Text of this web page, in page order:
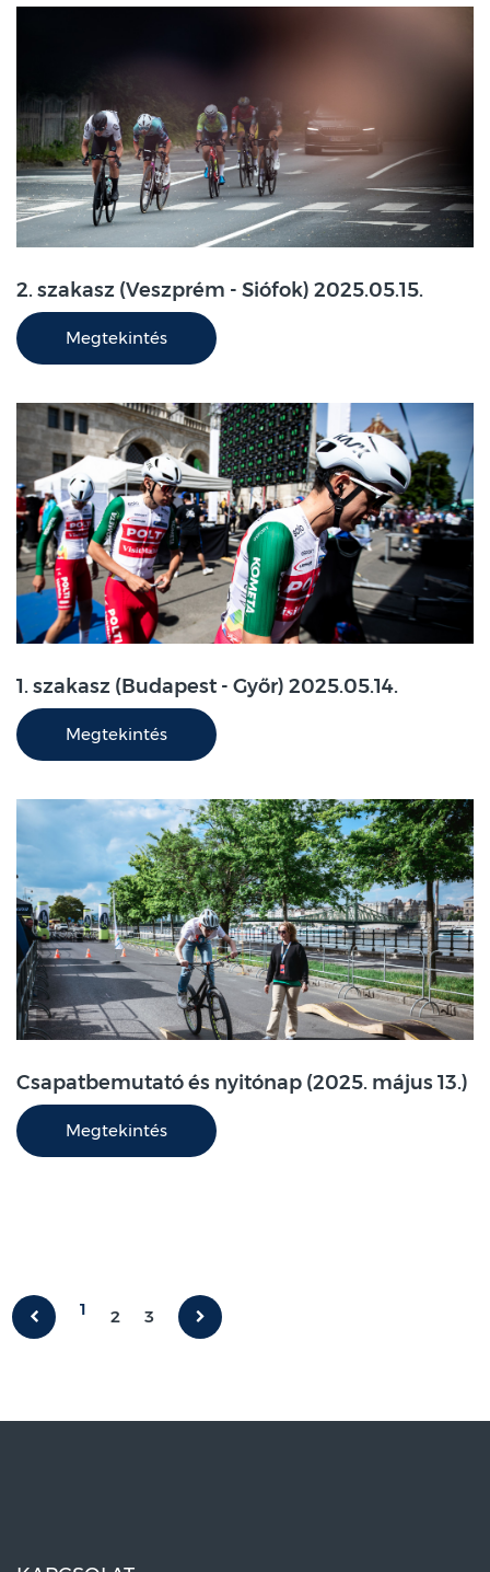
2. szakasz (Veszprém - Siófok) 2025.05.15.
Megtekintés
1. szakasz (Budapest - Győr) 2025.05.14.
Megtekintés
Csapatbemutató és nyitónap (2025. május 13.)
Megtekintés
1 2 3